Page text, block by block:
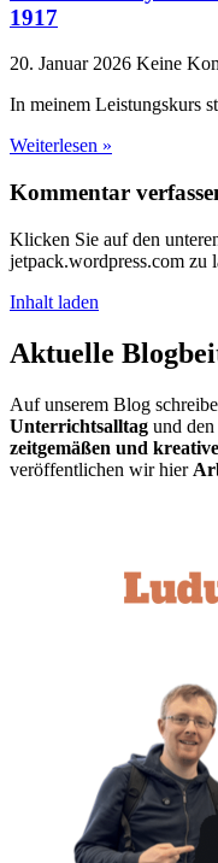
1917
20. Januar 2026 Keine
In meinem Leistungskurs
Weiterlesen »
Kommentar
Klicken Sie auf den
jetpack.wordpress.com zu
Inhalt laden
Aktuelle
Auf unserem Blog
Unterrichtsalltag und
zeitgemäßen und
veröffentlichen wir hier